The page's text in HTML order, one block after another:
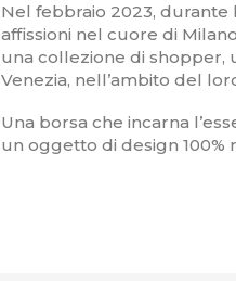
Nel febbraio 2023, durante
affissioni nel cuore di
una collezione di shopper,
Venezia, nell’ambito del
Una borsa che incarna
un oggetto di design 100%